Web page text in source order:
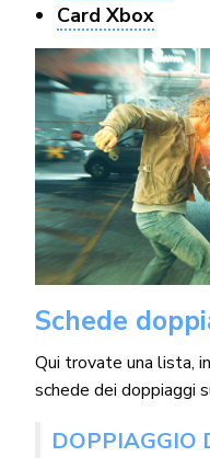
Card Xbox
Schede
Qui trovate una lista,
schede dei doppiaggi
DOPPIAGGIO